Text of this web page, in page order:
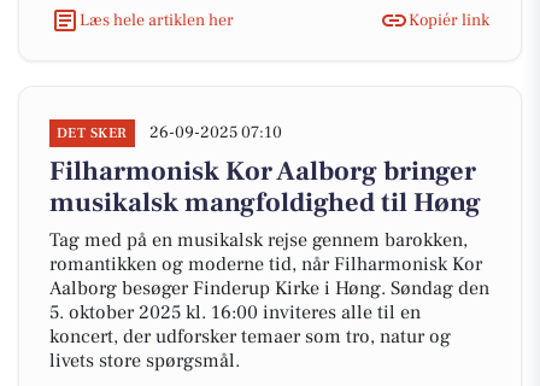
Læs hele artiklen her
Kopiér link
DET SKER 26-09-2025 07:10
Filharmonisk Kor Aalborg bringer
musikalsk mangfoldighed til Høng
Tag med på en musikalsk rejse gennem barokken,
romantikken og moderne tid, når Filharmonisk Kor
Aalborg besøger Finderup Kirke i Høng. Søndag den
5. oktober 2025 kl. 16:00 inviteres alle til en
koncert, der udforsker temaer som tro, natur og
livets store spørgsmål.